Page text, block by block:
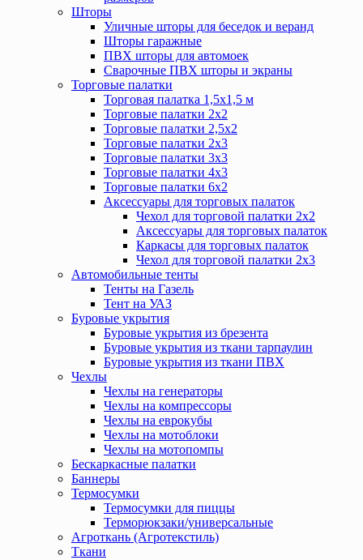
Шторы
Уличные шторы для беседок и веранд
Шторы гаражные
ПВХ шторы для автомоек
Сварочные ПВХ шторы и экраны
Торговые палатки
Торговая палатка 1,5х1,5 м
Торговые палатки 2х2
Торговые палатки 2,5х2
Торговые палатки 2х3
Торговые палатки 3х3
Торговые палатки 4х3
Торговые палатки 6х2
Аксессуары для торговых палаток
Чехол для торговой палатки 2х2
Аксессуары для торговых палаток
Каркасы для торговых палаток
Чехол для торговой палатки 2х3
Автомобильные тенты
Тенты на Газель
Тент на УАЗ
Буровые укрытия
Буровые укрытия из брезента
Буровые укрытия из ткани тарпаулин
Буровые укрытия из ткани ПВХ
Чехлы
Чехлы на генераторы
Чехлы на компрессоры
Чехлы на еврокубы
Чехлы на мотоблоки
Чехлы на мотопомпы
Бескаркасные палатки
Баннеры
Термосумки
Термосумки для пиццы
Терморюкзаки/универсальные
Агроткань (Агротекстиль)
Ткани